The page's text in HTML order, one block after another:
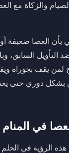
والزكاة مع
بأن العصا ضعيفة
التأويل السابق،
لمن يقف بجوراه
بشكل دوري حتى
في المنام
هذه الرؤية في